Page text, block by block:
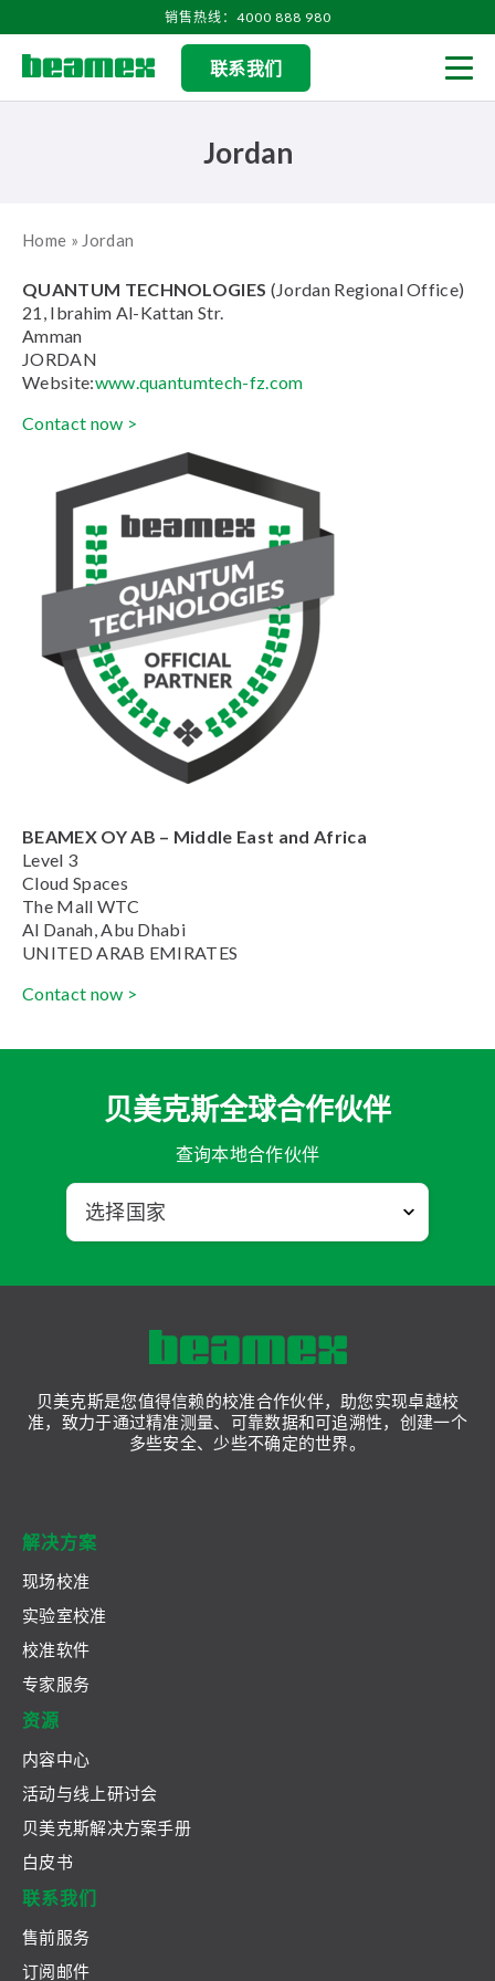
销售热线：4000 888 980
联系我们
Jordan
Home » Jordan
QUANTUM TECHNOLOGIES (Jordan Regional Office)
21, Ibrahim Al-Kattan Str.
Amman
JORDAN
Website:www.quantumtech-fz.com
Contact now >
BEAMEX OY AB – Middle East and Africa
Level 3
Cloud Spaces
The Mall WTC
Al Danah, Abu Dhabi
UNITED ARAB EMIRATES
Contact now >
贝美克斯全球合作伙伴
查询本地合作伙伴
贝美克斯是您值得信赖的校准合作伙伴，助您实现卓越校
准，致力于通过精准测量、可靠数据和可追溯性，创建一个
多些安全、少些不确定的世界。
解决方案
现场校准
实验室校准
校准软件
专家服务
资源
内容中心
活动与线上研讨会
贝美克斯解决方案手册
白皮书
联系我们
售前服务
订阅邮件